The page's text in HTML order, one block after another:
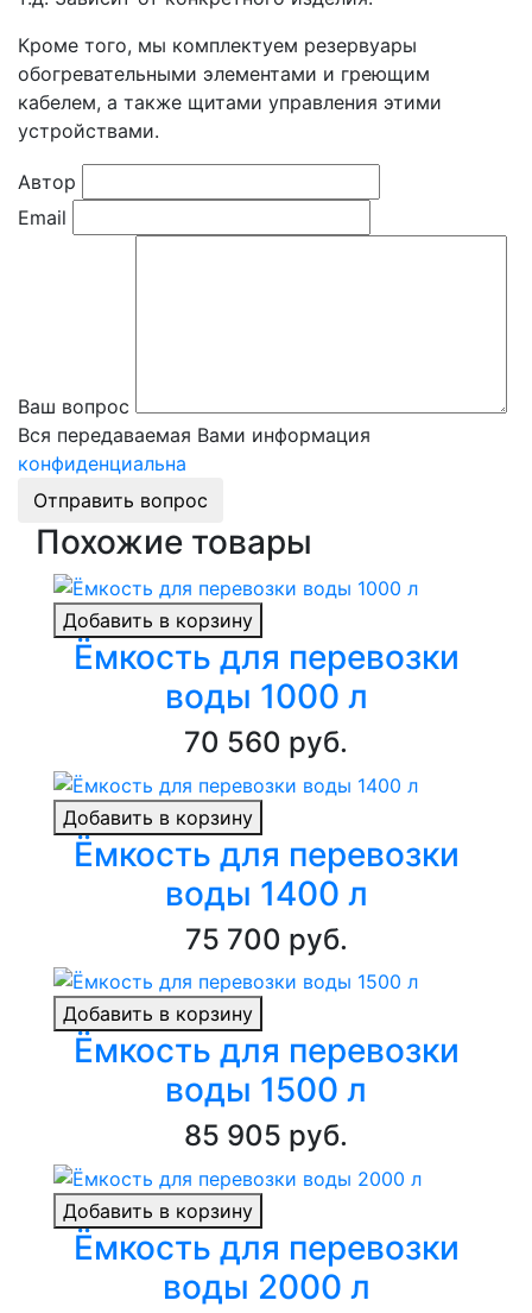
Кроме того, мы комплектуем резервуары
обогревательными элементами и греющим
кабелем, а также щитами управления этими
устройствами.
Автор
Email
Ваш вопрос
Вся передаваемая Вами информация
конфиденциальна
Отправить вопрос
Похожие товары
Добавить в корзину
Ёмкость для перевозки
воды 1000 л
70 560 руб.
Добавить в корзину
Ёмкость для перевозки
воды 1400 л
75 700 руб.
Добавить в корзину
Ёмкость для перевозки
воды 1500 л
85 905 руб.
Добавить в корзину
Ёмкость для перевозки
воды 2000 л